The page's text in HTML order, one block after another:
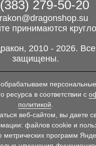
сенью крыл
279-50-20
принимаются
2010 - 2026.
защищены.
ресурса в соответствии с
политикой
веб-сайтом, вы даете
файлов cookie и
программ